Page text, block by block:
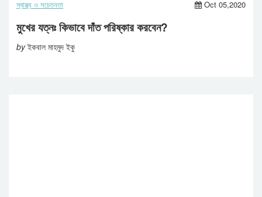
স্বাস্থ্য ও সচেতনতা Oct 05,2020
মুখের যত্নঃ কিভাবে দাঁত পরিষ্কার করবেন?
byইকবাল মাহমুদ ইকু